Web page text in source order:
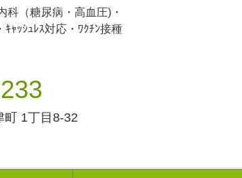
（糖尿病・高血圧)・
ｬｯｼｭﾚｽ対応・ﾜｸﾁﾝ接種
1丁目8-32